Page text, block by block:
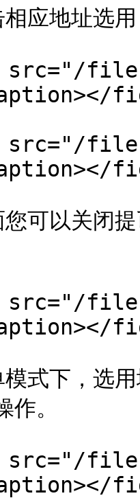
相应地址选
files/
src="/
可以关闭
files/
式下，选
。
files/